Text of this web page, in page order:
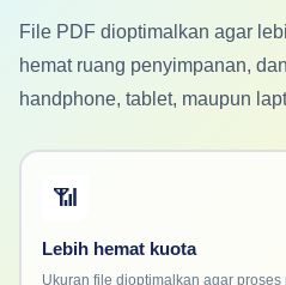
File PDF dioptimalkan agar
hemat ruang penyimpanan,
handphone, tablet, maupun
📶
Lebih hemat kuota
Ukuran file dioptimalkan agar